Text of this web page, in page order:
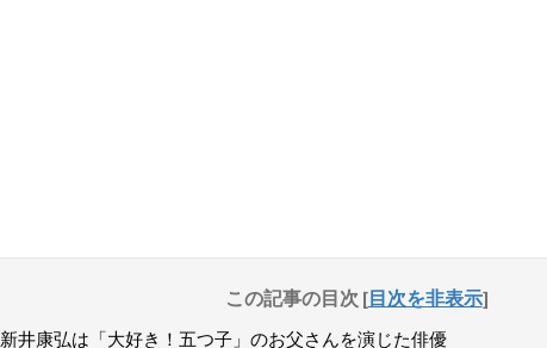
この記事の目次 [目次を非表示]
新井康弘は「大好き！五つ子」のお父さんを演じた俳優